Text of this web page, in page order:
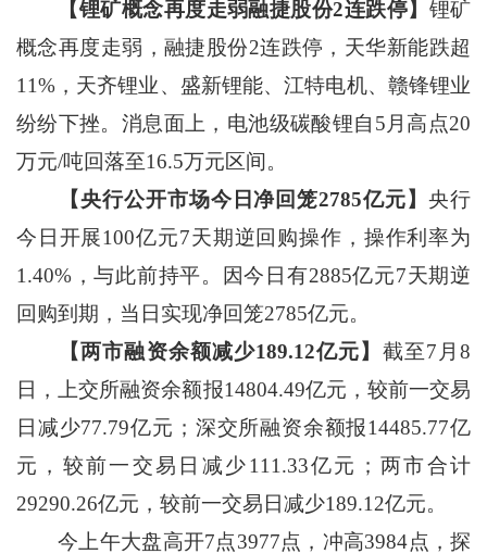
【锂矿概念再度走弱融捷股份2连跌停】 锂矿
概念再度走弱，融捷股份2连跌停，天华新能跌超
11%，天齐锂业、盛新锂能、江特电机、赣锋锂业
纷纷下挫。消息面上，电池级碳酸锂自5月高点20
万元/吨回落至16.5万元区间。
【央行公开市场今日净回笼2785亿元】央行
今日开展100亿元7天期逆回购操作，操作利率为
1.40%，与此前持平。因今日有2885亿元7天期逆
回购到期，当日实现净回笼2785亿元。
【两市融资余额减少189.12亿元】 截至7月8
日，上交所融资余额报14804.49亿元，较前一交易
日减少77.79亿元；深交所融资余额报14485.77亿
元，较前一交易日减少111.33亿元；两市合计
29290.26亿元，较前一交易日减少189.12亿元。
今上午大盘高开7点3977点，冲高3984点，探